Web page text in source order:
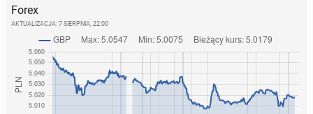
Forex
AKTUALIZACJA: 7 SIERPNIA, 22:00